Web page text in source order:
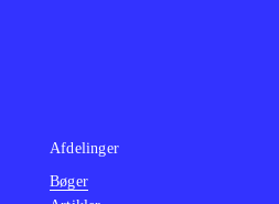
ny standard
Fra 6 år.
Afdelinger
Bøger